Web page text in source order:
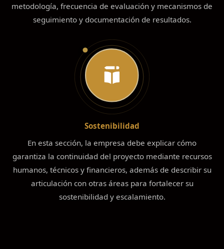
metodología, frecuencia de evaluación y mecanismos de
seguimiento y documentación de resultados.
Sostenibilidad
En esta sección, la empresa debe explicar cómo
garantiza la continuidad del proyecto mediante recursos
humanos, técnicos y financieros, además de describir su
articulación con otras áreas para fortalecer su
sostenibilidad y escalamiento.